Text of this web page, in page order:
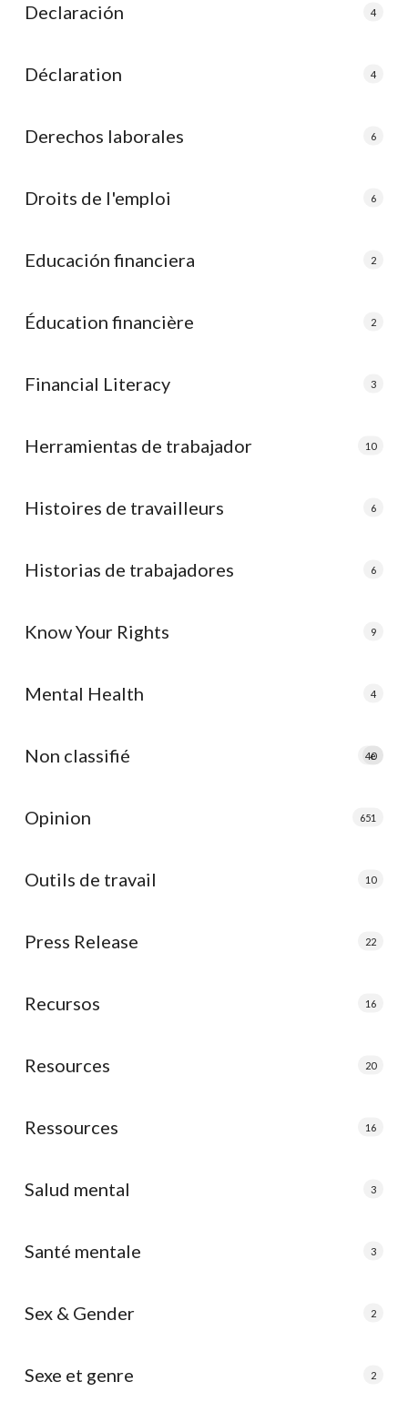
Declaración 4
Déclaration 4
Derechos laborales 6
Droits de l'emploi 6
Educación financiera 2
Éducation financière 2
Financial Literacy 3
Herramientas de trabajador 10
Histoires de travailleurs 6
Historias de trabajadores 6
Know Your Rights 9
Mental Health 4
Non classifié e
40
Opinion 651
Outils de travail 10
Press Release 22
Recursos 16
Resources 20
Ressources 16
Salud mental 3
Santé mentale 3
Sex & Gender 2
Sexe et genre 2